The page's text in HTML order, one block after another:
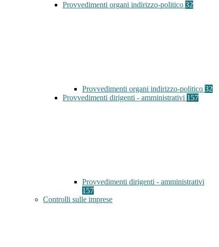
Provvedimenti organi indirizzo-politico 32
Provvedimenti organi indirizzo-politico 32
Provvedimenti dirigenti - amministrativi 157
Provvedimenti dirigenti - amministrativi
157
Controlli sulle imprese